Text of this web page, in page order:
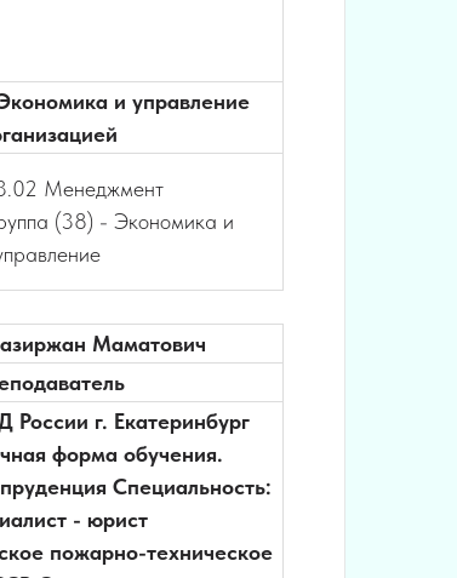
и управление
Менеджмент
(38) - Экономика и
Маматович
г. Екатеринбург
форма обучения.
Специальность:
- юрист
пожарно-техническое